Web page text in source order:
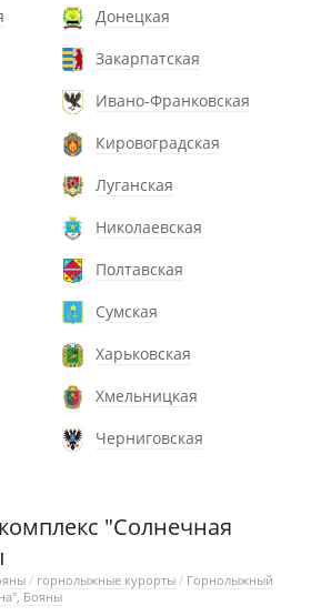
Донецкая
Закарпатская
Ивано-Франковская
Кировоградская
Луганская
Николаевская
Полтавская
Сумская
Харьковская
Хмельницкая
Черниговская
"Солнечная
/ горнолыжные курорты / Горнолыжный
Бояны